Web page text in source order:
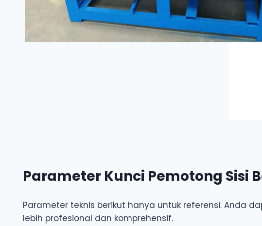
Parameter Kunci Pemotong Sisi
Parameter teknis berikut hanya untuk referensi. Anda
lebih profesional dan komprehensif.